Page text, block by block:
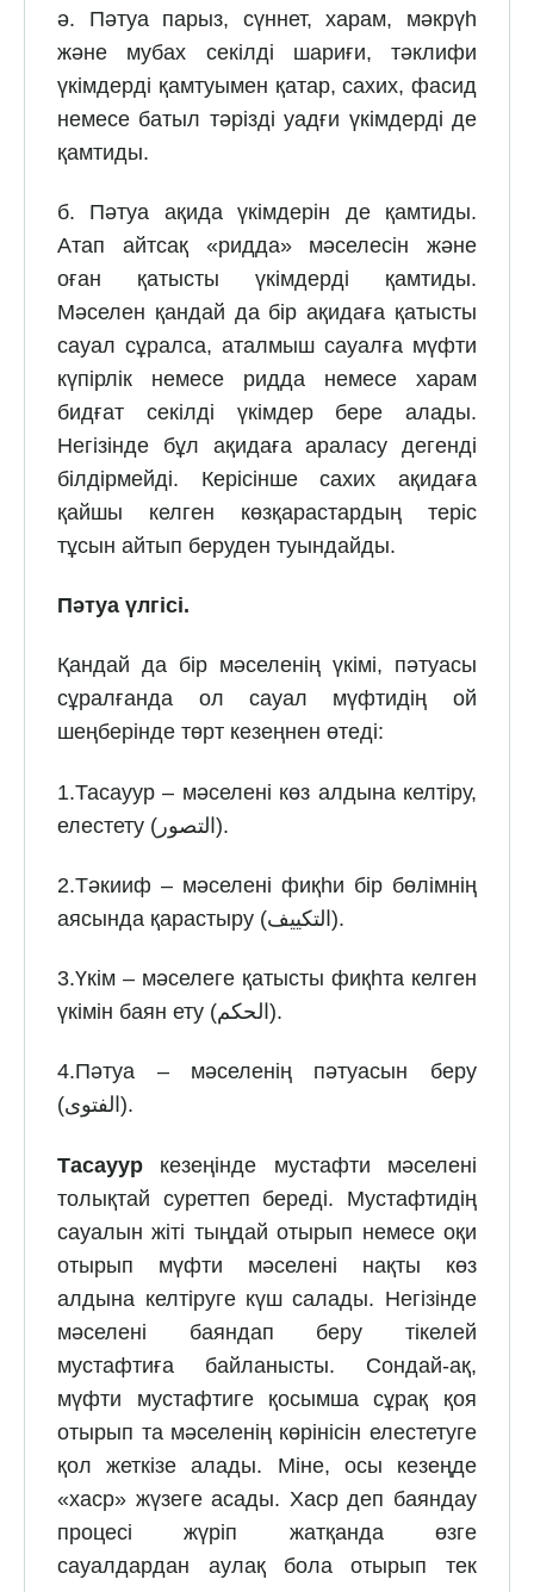
ә. Пәтуа парыз, сүннет, харам, мәкрүһ
және мубах секілді шариғи, тәклифи
үкімдерді қамтуымен қатар, сахих, фасид
немесе батыл тәрізді уадғи үкімдерді де
қамтиды.
б. Пәтуа ақида үкімдерін де қамтиды.
Атап айтсақ «ридда» мәселесін және
оған қатысты үкімдерді қамтиды.
Мәселен қандай да бір ақидаға қатысты
сауал сұралса, аталмыш сауалға мүфти
күпірлік немесе ридда немесе харам
бидғат секілді үкімдер бере алады.
Негізінде бұл ақидаға араласу дегенді
білдірмейді. Керісінше сахих ақидаға
қайшы келген көзқарастардың теріс
тұсын айтып беруден туындайды.
Пәтуа үлгісі.
Қандай да бір мәселенің үкімі, пәтуасы
сұралғанда ол сауал мүфтидің ой
шеңберінде төрт кезеңнен өтеді:
1.Тасауур – мәселені көз алдына келтіру,
елестету (التصور).
2.Тәкииф – мәселені фиқһи бір бөлімнің
аясында қарастыру (التكييف).
3.Үкім – мәселеге қатысты фиқһта келген
үкімін баян ету (الحكم).
4.Пәтуа – мәселенің пәтуасын беру
(الفتوى).
Тасауур кезеңінде мустафти мәселені
толықтай суреттеп береді. Мустафтидің
сауалын жіті тыңдай отырып немесе оқи
отырып мүфти мәселені нақты көз
алдына келтіруге күш салады. Негізінде
мәселені баяндап беру тікелей
мустафтиға байланысты. Сондай-ақ,
мүфти мустафтиге қосымша сұрақ қоя
отырып та мәселенің көрінісін елестетуге
қол жеткізе алады. Міне, осы кезеңде
«хаср» жүзеге асады. Хаср деп баяндау
процесі жүріп жатқанда өзге
сауалдардан аулақ бола отырып тек